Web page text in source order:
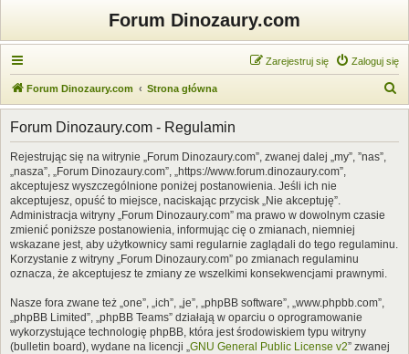
Forum Dinozaury.com
Zaloguj się
Zarejestruj się
Forum Dinozaury.com Strona główna
z
Forum Dinozaury.com - Regulamin
Rejestrując się na witrynie „Forum Dinozaury.com”, zwanej dalej „my”, ”nas”,
„nasza”, „Forum Dinozaury.com”, „https://www.forum.dinozaury.com”,
akceptujesz wyszczególnione poniżej postanowienia. Jeśli ich nie
akceptujesz, opuść to miejsce, naciskając przycisk „Nie akceptuję”.
Administracja witryny „Forum Dinozaury.com” ma prawo w dowolnym czasie
zmienić poniższe postanowienia, informując cię o zmianach, niemniej
wskazane jest, aby użytkownicy sami regularnie zaglądali do tego regulaminu.
Korzystanie z witryny „Forum Dinozaury.com” po zmianach regulaminu
oznacza, że akceptujesz te zmiany ze wszelkimi konsekwencjami prawnymi.
Nasze fora zwane też „one”, „ich”, „je”, „phpBB software”, „www.phpbb.com”,
„phpBB Limited”, „phpBB Teams” działają w oparciu o oprogramowanie
wykorzystujące technologię phpBB, która jest środowiskiem typu witryny
(bulletin board), wydane na licencji „GNU General Public License v2” zwanej